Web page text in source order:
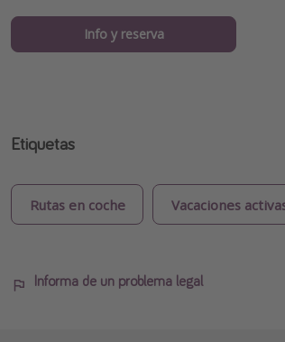
Info y reserva
Etiquetas
Rutas en coche Vacaciones
Informa de un problema legal